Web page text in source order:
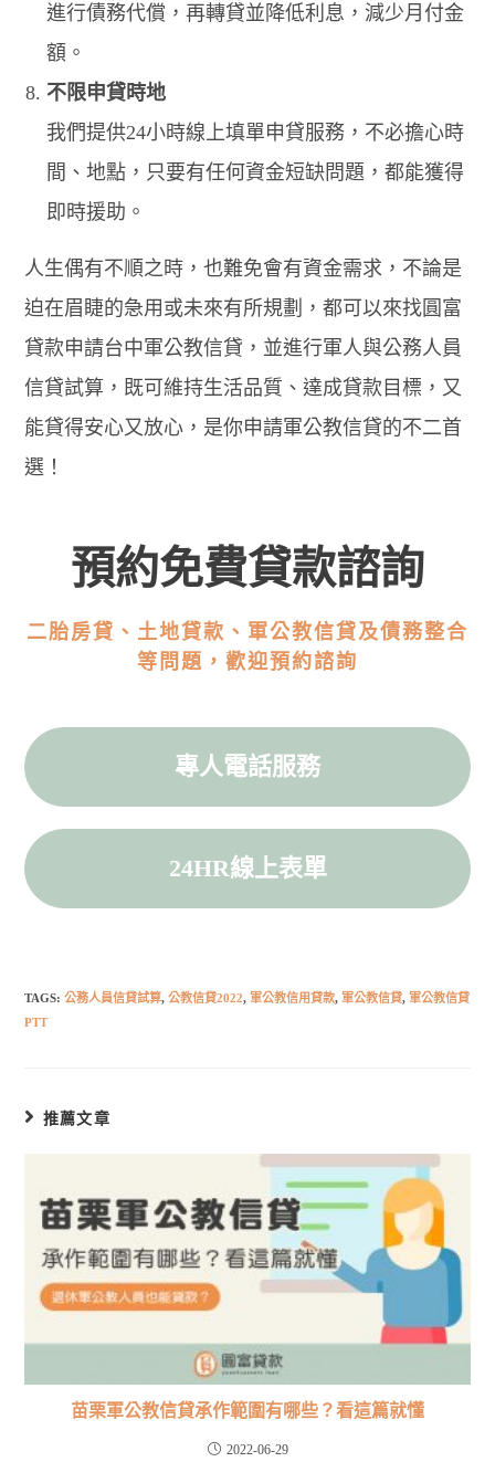
進行債務代償，再轉貸並降低利息，減少月付金
額。
不限申貸時地
我們提供24小時線上填單申貸服務，不必擔心時
間、地點，只要有任何資金短缺問題，都能獲得
即時援助。
人生偶有不順之時，也難免會有資金需求，不論是
迫在眉睫的急用或未來有所規劃，都可以來找圓富
貸款申請台中軍公教信貸，並進行軍人與公務人員
信貸試算，既可維持生活品質、達成貸款目標，又
能貸得安心又放心，是你申請軍公教信貸的不二首
選！
預約免費貸款諮詢
二胎房貸、土地貸款、軍公教信貸及債務整合
等問題，歡迎預約諮詢
專人電話服務
24HR線上表單
TAGS:公務人員信貸試算, 公教信貸2022, 軍公教信用貸款, 軍公教信貸, 軍公教信貸
PTT
推薦文章
苗栗軍公教信貸承作範圍有哪些？看這篇就懂
2022-06-29